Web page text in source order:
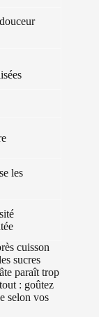
les
cuisson
sucres
paraît trop
: goûtez
selon vos